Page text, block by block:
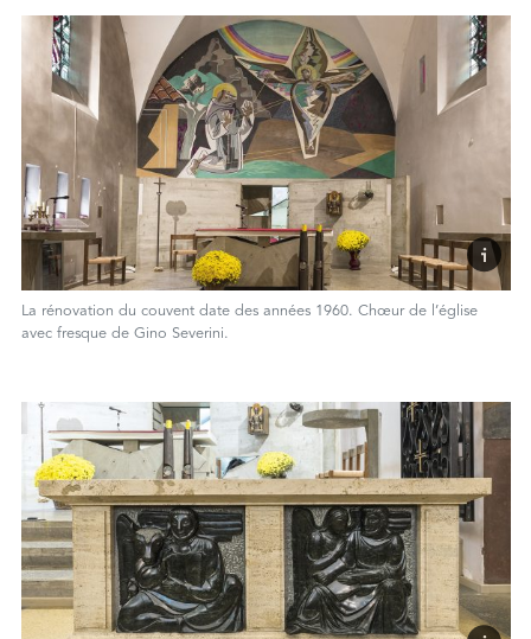
La rénovation du couvent date des années 1960. Chœur de l’église
avec fresque de Gino Severini.